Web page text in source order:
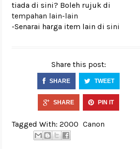
tiada di sini? Boleh rujuk di
tempahan lain-lain
-Senarai harga item lain di sini
Share this post:
SHARE TWEET
SHARE PIN IT
Tagged With: 2000 Canon